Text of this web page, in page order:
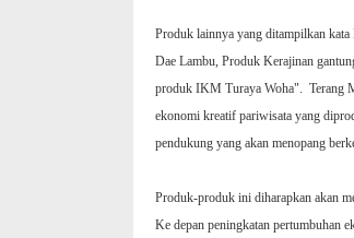
Produk lainnya yang ditampilkan
Dae Lambu, Produk Kerajinan
produk IKM Turaya Woha". Terang
ekonomi kreatif pariwisata yang
pendukung yang akan menopang
Produk-produk ini diharapkan akan
Ke depan peningkatan pertumbuhan